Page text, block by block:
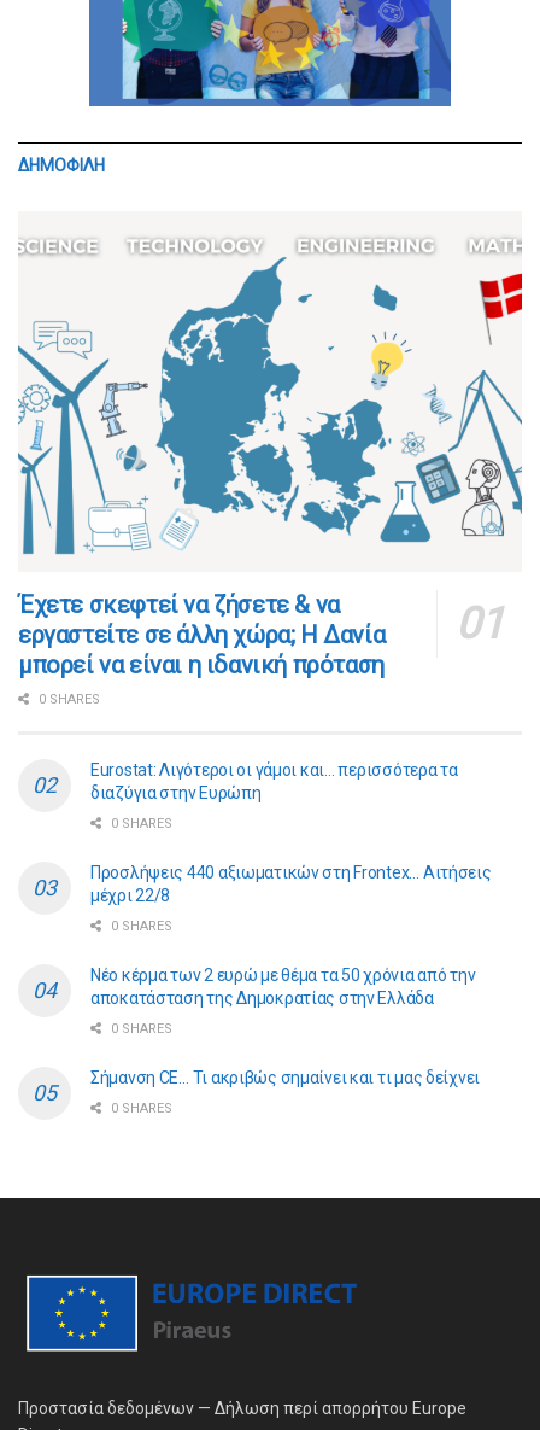
ΔΗΜΟΦΙΛΗ
​​Έχετε σκεφτεί να ζήσετε & να
εργαστείτε σε άλλη χώρα; Η Δανία
μπορεί να είναι η ιδανική πρόταση
0 SHARES
Eurostat: Λιγότεροι οι γάμοι και… περισσότερα τα
διαζύγια στην Ευρώπη
0 SHARES
Προσλήψεις 440 αξιωματικών στη Frontex… Αιτήσεις
μέχρι 22/8
0 SHARES
Νέο κέρμα των 2 ευρώ με θέμα τα 50 χρόνια από την
αποκατάσταση της Δημοκρατίας στην Ελλάδα
0 SHARES
Σήμανση CE… Τι ακριβώς σημαίνει και τι μας δείχνει
0 SHARES
Προστασία δεδομένων — Δήλωση περί απορρήτου Europe